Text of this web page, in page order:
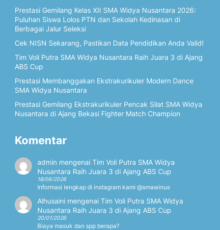
Prestasi Gemilang Kelas XII SMA Widya Nusantara 2026:
Puluhan Siswa Lolos PTN dan Sekolah Kedinasan di
Berbagai Jalur Seleksi
Cek NISN Sekarang, Pastikan Data Pendidikan Anda Valid!
Tim Voli Putra SMA Widya Nusantara Raih Juara 3 di Ajang
ABS Cup
Prestasi Membanggakan Ekstrakurikuler Modern Dance
SMA Widya Nusantara
Prestasi Gemilang Ekstrakurikuler Pencak Silat SMA Widya
Nusantara di Ajang Bekasi Fighter Match Champion
Komentar
admin mengenai Tim Voli Putra SMA Widya
Nusantara Raih Juara 3 di Ajang ABS Cup
18/06/2026
Informasi lengkap di instagram kami @smawinus
Alhusainimengenai Tim Voli Putra SMA Widya
Nusantara Raih Juara 3 di Ajang ABS Cup
20/01/2026
Biaya masuk dan spp berapa?